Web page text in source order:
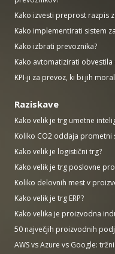
Kako izvesti preprost razpis
Kako implementirati sistem
Kako izbrati prevoznika?
Kako avtomatizirati obvestila
KPI-ji za prevoz, ki bi jih
Raziskave
Kako velik je trg umetne
Koliko CO2 oddaja prometni
Kako velik je logistični trg?
Kako velik je trg poslovne
Koliko delovnih mest v
Kako velik je trg ERP?
Kako velika je proizvodna
50 največjih proizvodnih
AWS vs Azure vs Google: